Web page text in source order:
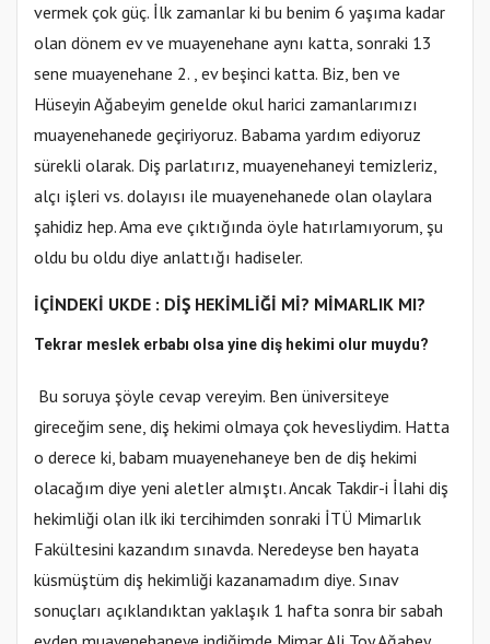
vermek çok güç. İlk zamanlar ki bu benim 6 yaşıma kadar
olan dönem ev ve muayenehane aynı katta, sonraki 13
sene muayenehane 2. , ev beşinci katta. Biz, ben ve
Hüseyin Ağabeyim genelde okul harici zamanlarımızı
muayenehanede geçiriyoruz. Babama yardım ediyoruz
sürekli olarak. Diş parlatırız, muayenehaneyi temizleriz,
alçı işleri vs. dolayısı ile muayenehanede olan olaylara
şahidiz hep. Ama eve çıktığında öyle hatırlamıyorum, şu
oldu bu oldu diye anlattığı hadiseler.
İÇİNDEKİ UKDE : DİŞ HEKİMLİĞİ Mİ? MİMARLIK MI?
Tekrar meslek erbabı olsa yine diş hekimi olur muydu?
Bu soruya şöyle cevap vereyim. Ben üniversiteye
gireceğim sene, diş hekimi olmaya çok hevesliydim. Hatta
o derece ki, babam muayenehaneye ben de diş hekimi
olacağım diye yeni aletler almıştı. Ancak Takdir-i İlahi diş
hekimliği olan ilk iki tercihimden sonraki İTÜ Mimarlık
Fakültesini kazandım sınavda. Neredeyse ben hayata
küsmüştüm diş hekimliği kazanamadım diye. Sınav
sonuçları açıklandıktan yaklaşık 1 hafta sonra bir sabah